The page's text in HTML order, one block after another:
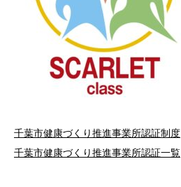
千葉市健康づくり推進事業所認証制度
千葉市健康づくり推進事業所認証一覧